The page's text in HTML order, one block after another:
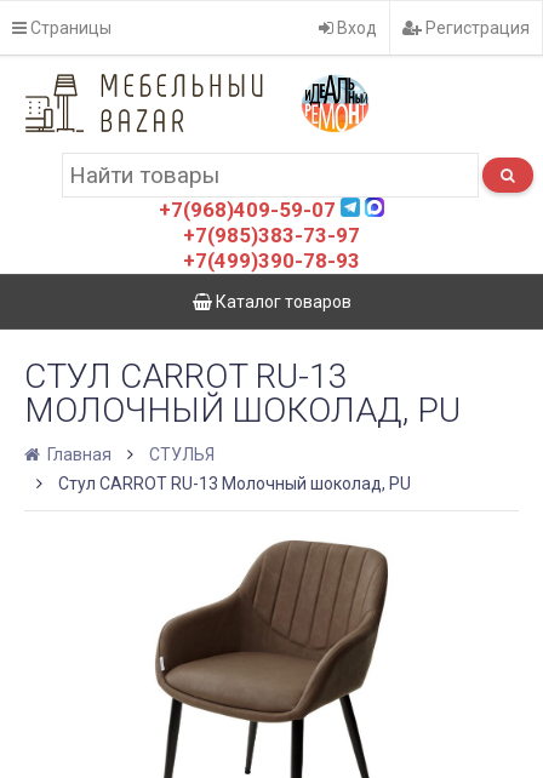
Страницы Вход Регистрация
+7(968)409-59-07
+7(985)383-73-97
+7(499)390-78-93
Каталог товаров
СТУЛ CARROT RU-13
МОЛОЧНЫЙ ШОКОЛАД, PU
Главная
СТУЛЬЯ
Стул CARROT RU-13 Молочный шоколад, PU